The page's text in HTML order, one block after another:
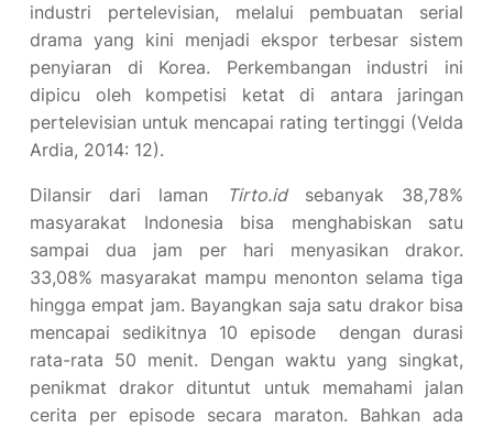
industri pertelevisian, melalui pembuatan serial
drama yang kini menjadi ekspor terbesar sistem
penyiaran di Korea. Perkembangan industri ini
dipicu oleh kompetisi ketat di antara jaringan
pertelevisian untuk mencapai rating tertinggi (Velda
Ardia, 2014: 12).
Dilansir dari laman Tirto.idsebanyak 38,78%
masyarakat Indonesia bisa menghabiskan satu
sampai dua jam per hari menyasikan drakor.
33,08% masyarakat mampu menonton selama tiga
hingga empat jam. Bayangkan saja satu drakor bisa
mencapai sedikitnya 10 episode dengan durasi
rata-rata 50 menit. Dengan waktu yang singkat,
penikmat drakor dituntut untuk memahami jalan
cerita per episode secara maraton. Bahkan ada